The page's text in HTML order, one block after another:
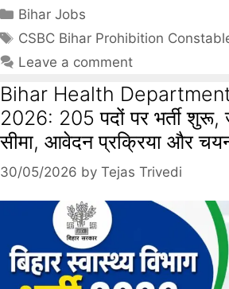
Bihar Jobs
CSBC Bihar Prohibition
Leave a comment
Bihar Health
2026: 205 पदों पर भर्ती शुरू,
सीमा, आवेदन प्रक्रिया और
30/05/2026 by Tejas Trivedi